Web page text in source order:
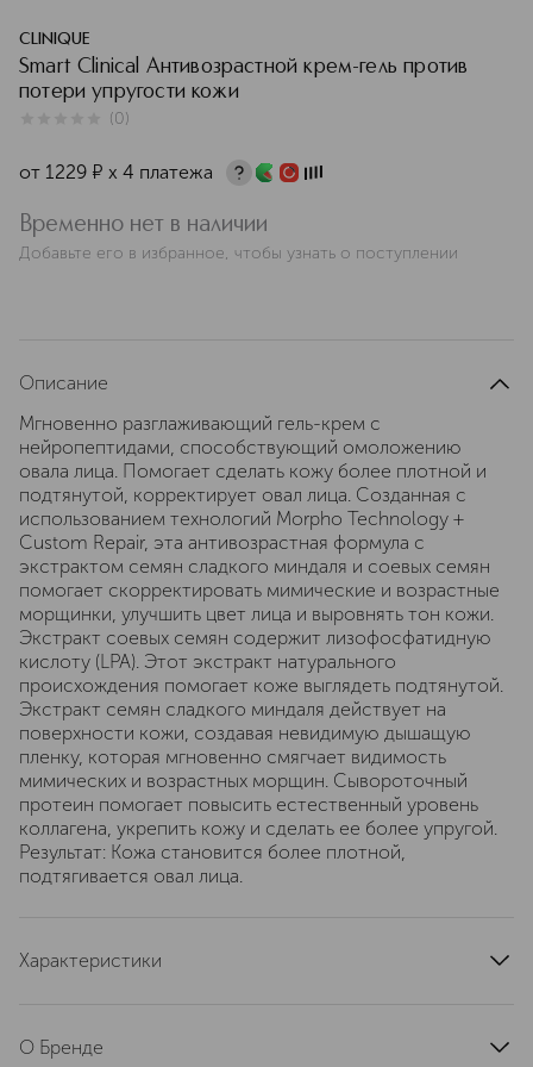
CLINIQUE
Smart Clinical Антивозрастной крем-гель против
потери упругости кожи
(0)
от 1229 ¤ х 4 платежа
Временно нет в наличии
Добавьте его в избранное, чтобы узнать о поступлении
Описание
Мгновенно разглаживающий гель-крем с
нейропептидами, способствующий омоложению
овала лица. Помогает сделать кожу более плотной и
подтянутой, корректирует овал лица. Созданная с
использованием технологий Morpho Technology +
Custom Repair, эта антивозрастная формула с
экстрактом семян сладкого миндаля и соевых семян
помогает скорректировать мимические и возрастные
морщинки, улучшить цвет лица и выровнять тон кожи.
Экстракт соевых семян содержит лизофосфатидную
кислоту (LPA). Этот экстракт натурального
происхождения помогает коже выглядеть подтянутой.
Экстракт семян сладкого миндаля действует на
поверхности кожи, создавая невидимую дышащую
пленку, которая мгновенно смягчает видимость
мимических и возрастных морщин. Сывороточный
протеин помогает повысить естественный уровень
коллагена, укрепить кожу и сделать ее более упругой.
Результат: Кожа становится более плотной,
подтягивается овал лица.
Характеристики
О Бренде